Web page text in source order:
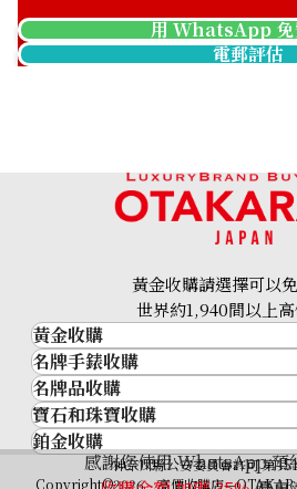
用 WhatsApp 免
電郵評估
感謝您使用 WhatsApp 預
黃金收購請選擇可以
世界約1,940間以上
黃金收購
黃金･金條
金條
金幣及銀幣
過去十年黃金價格
金飾
名牌手錶收購
名牌手錶收購
勞力士 (Rolex)
Patek Philippe
Audemars Piguet
名牌品收購
名牌品收購
HERMES
LOUIS VUITTON
寶石和珠寶收購
寶石和珠寶
鉑金收購
神奈川縣公安委員會許可 第
Copyright©2026 高價收購店